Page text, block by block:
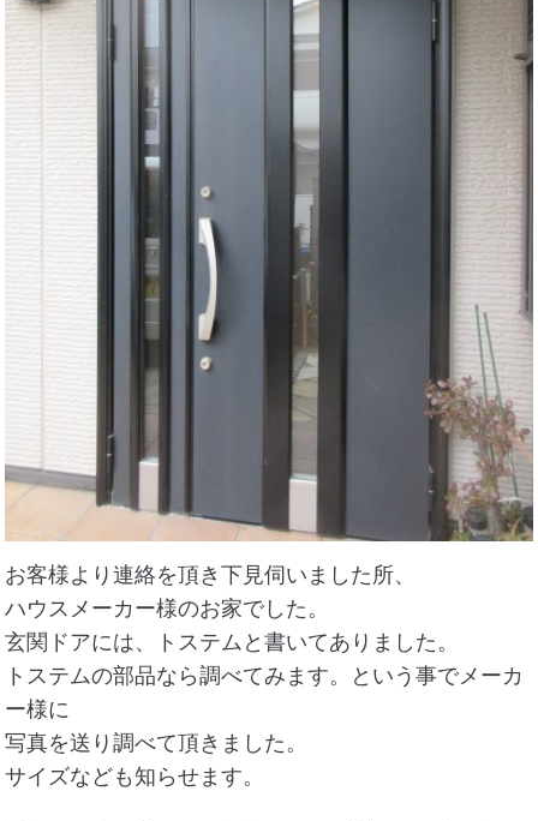
スタッフ紹介
住まいのお悩み解決策
お問い合わせ
よくある質問
プライバシーポリシー
採用情報
お客様より連絡を頂き下見伺いました所、
ハウスメーカー様のお家でした。
玄関ドアには、トステムと書いてありました。
トステムの部品なら調べてみます。という事でメーカ
ー様に
写真を送り調べて頂きました。
サイズなども知らせます。